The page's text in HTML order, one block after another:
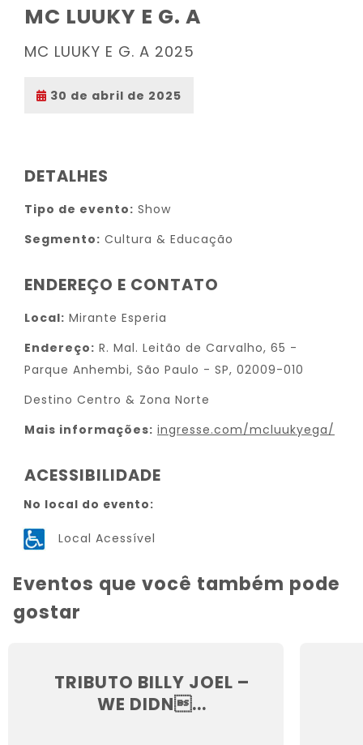
MC LUUKY E G. A
MC LUUKY E G. A 2025
30 de abril de 2025
DETALHES
Tipo de evento: Show
Segmento: Cultura & Educação
ENDEREÇO E CONTATO
Local: Mirante Esperia
Endereço: R. Mal. Leitão de Carvalho, 65 -
Parque Anhembi, São Paulo - SP, 02009-010
Destino Centro & Zona Norte
Mais informações: ingresse.com/mcluukyega/
ACESSIBILIDADE
No local do evento:
Local Acessível
Eventos que você também pode
gostar
TRIBUTO BILLY JOEL –
WE DIDN...